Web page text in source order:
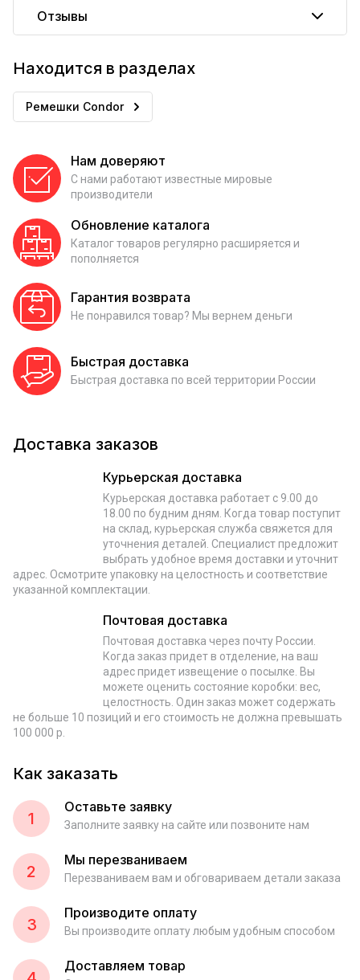
Отзывы
Находится в разделах
Ремешки Condor
Нам доверяют
С нами работают известные мировые
производители
Обновление каталога
Каталог товаров регулярно расширяется и
пополняется
Гарантия возврата
Не понравился товар? Мы вернем деньги
Быстрая доставка
Быстрая доставка по всей территории России
Доставка заказов
Курьерская доставка
Курьерская доставка работает с 9.00 до
18.00 по будним дням. Когда товар поступит
на склад, курьерская служба свяжется для
уточнения деталей. Специалист предложит
выбрать удобное время доставки и уточнит
адрес. Осмотрите упаковку на целостность и соответствие
указанной комплектации.
Почтовая доставка
Почтовая доставка через почту России.
Когда заказ придет в отделение, на ваш
адрес придет извещение о посылке. Вы
можете оценить состояние коробки: вес,
целостность. Один заказ может содержать
не больше 10 позиций и его стоимость не должна превышать
100 000 р.
Как заказать
1
Оставьте заявку
Заполните заявку на сайте или позвоните нам
2
Мы перезваниваем
Перезваниваем вам и обговариваем детали заказа
3
Производите оплату
Вы производите оплату любым удобным способом
Доставляем товар